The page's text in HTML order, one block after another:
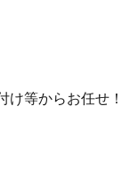
け等からお任せ！